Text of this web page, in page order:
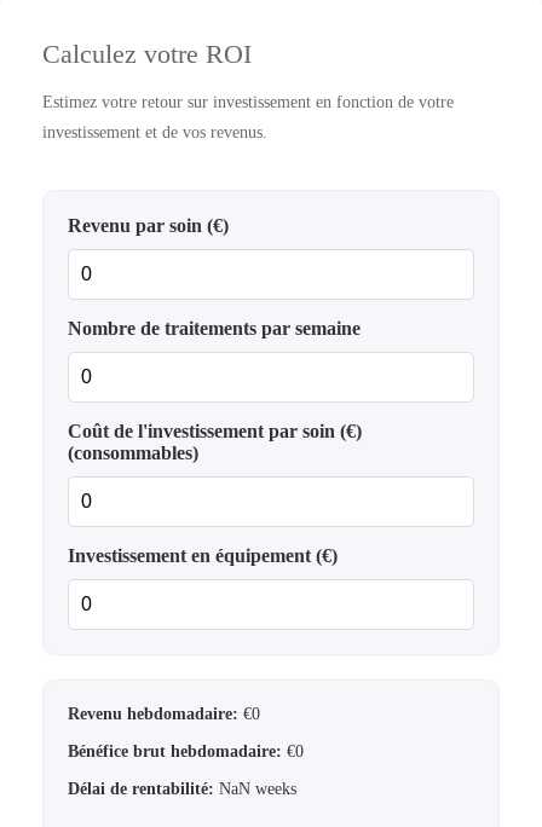
Calculez votre ROI
Estimez votre retour sur investissement en fonction de votre
investissement et de vos revenus.
Revenu par soin (€)
Nombre de traitements par semaine
Coût de l'investissement par soin (€)
(consommables)
Investissement en équipement (€)
Revenu hebdomadaire: €0
Bénéfice brut hebdomadaire: €0
Délai de rentabilité: NaN weeks